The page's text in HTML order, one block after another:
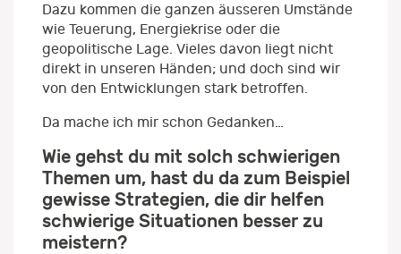
Dazu kommen die ganzen äusseren Umstände
wie Teuerung, Energiekrise oder die
geopolitische Lage. Vieles davon liegt nicht
direkt in unseren Händen; und doch sind wir
von den Entwicklungen stark betroffen.
Da mache ich mir schon Gedanken…
Wie gehst du mit solch schwierigen
Themen um, hast du da zum Beispiel
gewisse Strategien, die dir helfen
schwierige Situationen besser zu
meistern?